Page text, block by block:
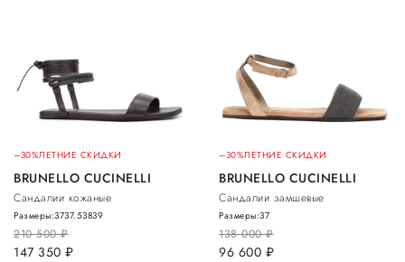
–30%ЛЕТНИЕ СКИДКИ
BRUNELLO CUCINELLI
Сандалии кожаные
210 500руб.
147 350 руб.
Размеры:3737.53839
–30%ЛЕТНИЕ СКИДКИ
BRUNELLO CUCINELLI
Сандалии замшевые
138 000руб.
96 600 руб.
Размеры:37